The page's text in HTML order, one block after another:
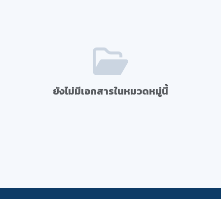
ยังไม่มีเอกสารในหมวดหมู่นี้